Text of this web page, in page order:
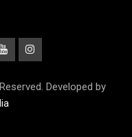
Developed by